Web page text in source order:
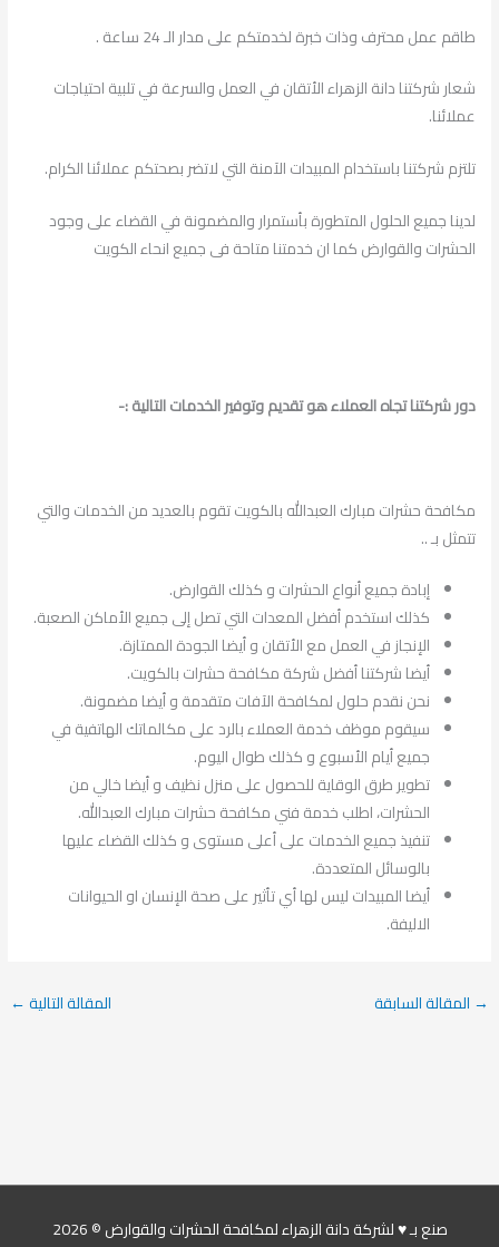
طاقم عمل محترف وذات خبرة لخدمتكم على مدار الـ 24 ساعة .
شعار شركتنا دانة الزهراء الأتقان في العمل والسرعة في تلبية احتياجات
عملائنا.
تلتزم شركتنا باستخدام المبيدات الآمنة التي لاتضر بصحتكم عملائنا الكرام.
لدينا جميع الحلول المتطورة بأستمرار والمضمونة في القضاء على وجود
الحشرات والقوارض كما ان خدمتنا متاحة فى جميع انحاء الكويت
دور شركتنا تجاه العملاء هو تقديم وتوفير الخدمات التالية :-
مكافحة حشرات مبارك العبدالله بالكويت تقوم بالعديد من الخدمات والتي
تتمثل بـ ..
إبادة جميع أنواع الحشرات و كذلك القوارض.
كذلك استخدم أفضل المعدات التي تصل إلى جميع الأماكن الصعبة.
الإنجاز في العمل مع الأتقان و أيضا الجودة الممتازة.
أيضا شركتنا أفضل شركة مكافحة حشرات بالكويت.
نحن نقدم حلول لمكافحة الآفات متقدمة و أيضا مضمونة.
سيقوم موظف خدمة العملاء بالرد على مكالماتك الهاتفية في
جميع أيام الأسبوع و كذلك طوال اليوم.
تطوير طرق الوقاية للحصول على منزل نظيف و أيضا خالي من
الحشرات، اطلب خدمة فني مكافحة حشرات مبارك العبدالله.
تنفيذ جميع الخدمات على أعلى مستوى و كذلك القضاء عليها
بالوسائل المتعددة.
أيضا المبيدات ليس لها أي تأثير على صحة الإنسان او الحيوانات
الاليفة.
→ المقالة السابقة المقالة التالية←
صنع بـ ♥ لشركة دانة الزهراء لمكافحة الحشرات والقوارض © 2026